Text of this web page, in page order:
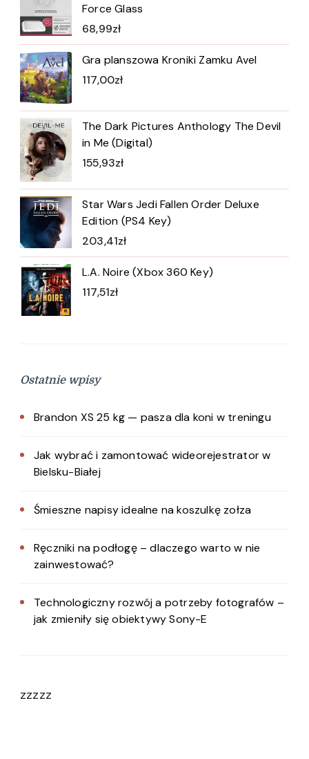
Force Glass
68,99zł
Gra planszowa Kroniki Zamku Avel
117,00zł
The Dark Pictures Anthology The Devil
in Me (Digital)
155,93zł
Star Wars Jedi Fallen Order Deluxe
Edition (PS4 Key)
203,41zł
L.A. Noire (Xbox 360 Key)
117,51zł
Ostatnie wpisy
Brandon XS 25 kg — pasza dla koni w treningu
Jak wybrać i zamontować wideorejestrator w
Bielsku-Białej
Śmieszne napisy idealne na koszulkę zołza
Ręczniki na podłogę – dlaczego warto w nie
zainwestować?
Technologiczny rozwój a potrzeby fotografów –
jak zmieniły się obiektywy Sony-E
zzzzz